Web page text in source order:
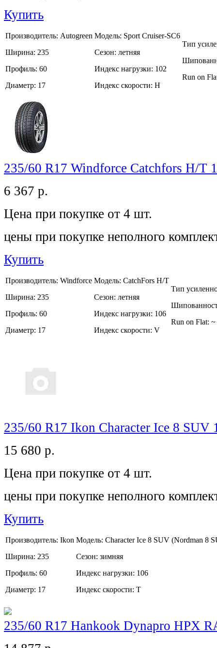
Купить
Производитель: Autogreen
Ширина: 235
Профиль: 60
Диаметр: 17
Модель: Sport Cruiser-SC6
Сезон: летняя
Индекс нагрузки: 102
Индекс скорости: H
Тип
Run on
235/60 R17 Windforce Catchfors H/T
6 367 р.
Цена при покупке от 4 шт.
цены при покупке неполного
Купить
Производитель: Windforce
Ширина: 235
Профиль: 60
Диаметр: 17
Модель: CatchFors H/T
Сезон: летняя
Индекс нагрузки: 106
Индекс скорости: V
Тип
Run on Flat: ~
235/60 R17 Ikon Character Ice 8
15 680 р.
Цена при покупке от 4 шт.
цены при покупке неполного
Купить
Производитель: Ikon
Ширина: 235
Профиль: 60
Диаметр: 17
Модель: Character Ice 8 SUV (Nordman 8
Сезон: зимняя
Индекс нагрузки: 106
Индекс скорости: T
235/60 R17 Hankook Dynapro HPX